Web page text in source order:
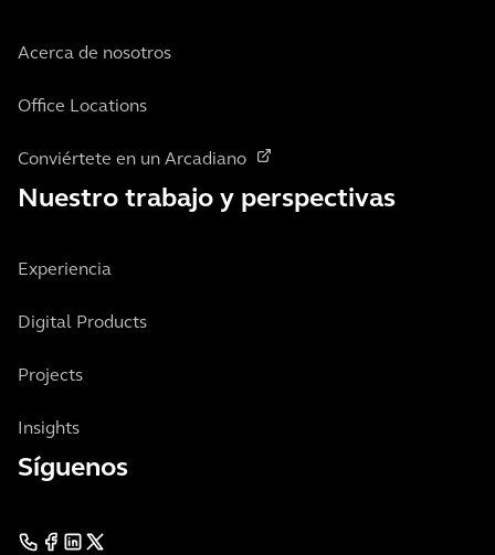
Acerca de nosotros
Office Locations
Conviértete en un Arcadiano
Nuestro trabajo y perspectivas
Experiencia
Digital Products
Projects
Insights
Síguenos